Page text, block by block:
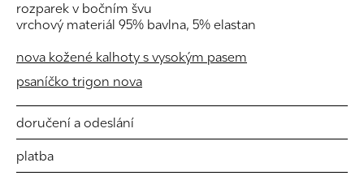
rozparek v bočním švu
vrchový materiál 95% bavlna, 5% elastan
nova kožené kalhoty s vysokým pasem
psaníčko trigon nova
doručení a odeslání
platba